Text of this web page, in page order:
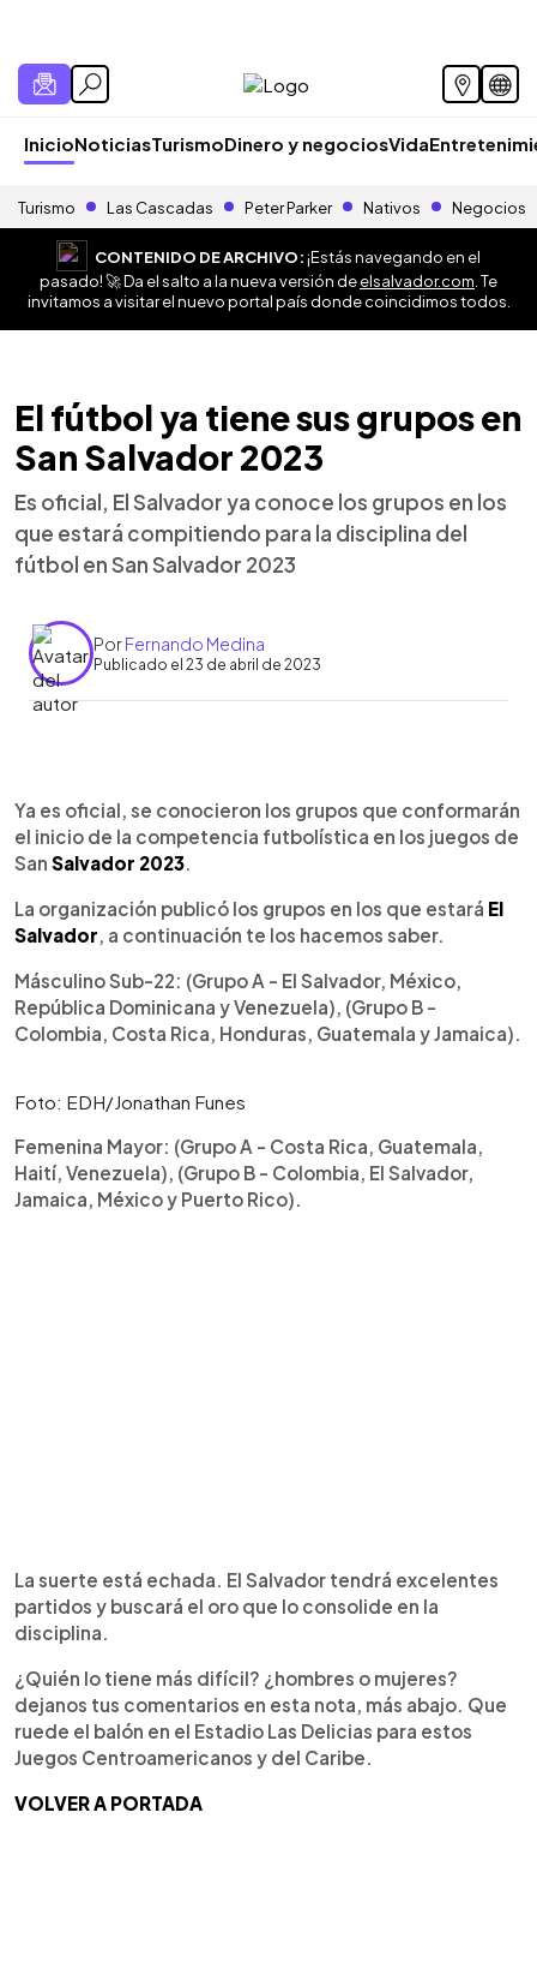
InicioNoticiasTurismoDinero y negociosVida
Turismo Las Cascadas Peter Parker Nativos Negocios
CONTENIDO DE ARCHIVO:¡Estás navegando en el
pasado! 🚀 Da el salto a la nueva versión deelsalvador.com . Te
invitamos a visitar el nuevo portal país donde coincidimos todos.
El fútbol ya tiene sus grupos en
San Salvador 2023
Es oficial, El Salvador ya conoce los grupos en los
que estará compitiendo para la disciplina del
fútbol en San Salvador 2023
PorFernando Medina
Publicado el 23 de abril de 2023
► Escuchar artículo
Ya es oficial, se conocieron los grupos que conformarán
el inicio de la competencia futbolística en los juegos de
San Salvador 2023.
La organización publicó los grupos en los que estará El
Salvador, a continuación te los hacemos saber.
Másculino Sub-22: (Grupo A - El Salvador, México,
República Dominicana y Venezuela), (Grupo B -
Colombia, Costa Rica, Honduras, Guatemala y Jamaica).
Foto: EDH/Jonathan Funes
Femenina Mayor: (Grupo A - Costa Rica, Guatemala,
Haití, Venezuela), (Grupo B - Colombia, El Salvador,
Jamaica, México y Puerto Rico).
La suerte está echada. El Salvador tendrá excelentes
partidos y buscará el oro que lo consolide en la
disciplina.
¿Quién lo tiene más difícil? ¿hombres o mujeres?
dejanos tus comentarios en esta nota, más abajo. Que
ruede el balón en el Estadio Las Delicias para estos
Juegos Centroamericanos y del Caribe.
VOLVER A PORTADA